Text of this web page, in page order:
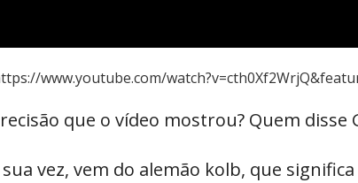
www.youtube.com/
que o vídeo mostrou? Quem disse
vez, vem do alemão kolb, que